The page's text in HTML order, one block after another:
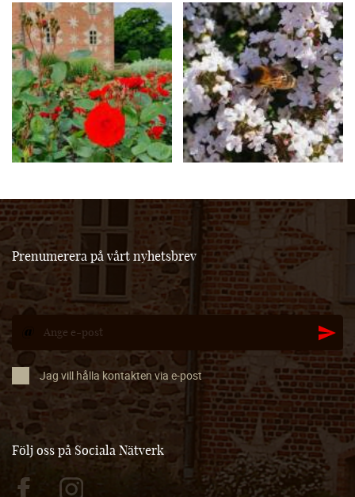
Prenumerera på vårt nyhetsbrev
Jag vill hålla kontakten via e-post
Följ oss på Sociala Nätverk